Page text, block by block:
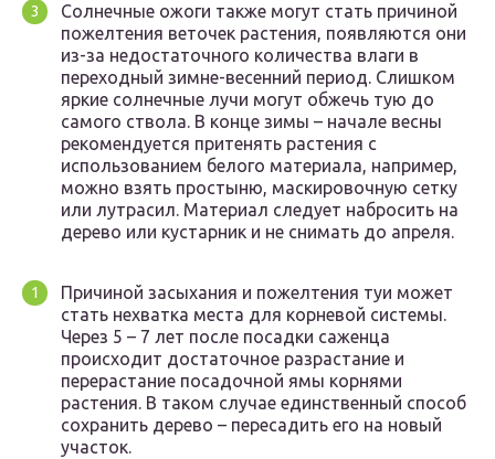
Солнечные ожоги также могут стать причиной
пожелтения веточек растения, появляются они
из-за недостаточного количества влаги в
переходный зимне-весенний период. Слишком
яркие солнечные лучи могут обжечь тую до
самого ствола. В конце зимы – начале весны
рекомендуется притенять растения с
использованием белого материала, например,
можно взять простыню, маскировочную сетку
или лутрасил. Материал следует набросить на
дерево или кустарник и не снимать до апреля.
Причиной засыхания и пожелтения туи может
стать нехватка места для корневой системы.
Через 5 – 7 лет после посадки саженца
происходит достаточное разрастание и
перерастание посадочной ямы корнями
растения. В таком случае единственный способ
сохранить дерево – пересадить его на новый
участок.